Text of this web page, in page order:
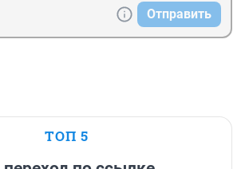
Отправить
ТОП 5